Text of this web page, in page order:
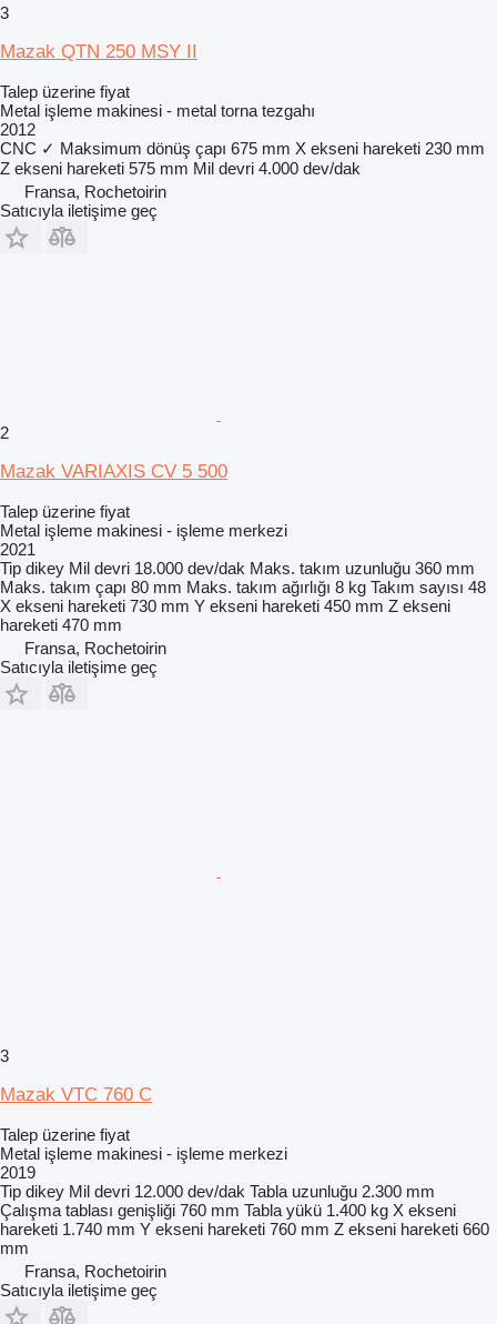
3
Mazak QTN 250 MSY II
Talep üzerine fiyat
Metal işleme makinesi - metal torna tezgahı
2012
CNC ✓ Maksimum dönüş çapı 675 mm X ekseni hareketi 230 mm
Z ekseni hareketi 575 mm Mil devri 4.000 dev/dak
Fransa, Rochetoirin
Satıcıyla iletişime geç
2
Mazak VARIAXIS CV 5 500
Talep üzerine fiyat
Metal işleme makinesi - işleme merkezi
2021
Tip dikey Mil devri 18.000 dev/dak Maks. takım uzunluğu 360 mm
Maks. takım çapı 80 mm Maks. takım ağırlığı 8 kg Takım sayısı 48
X ekseni hareketi 730 mm Y ekseni hareketi 450 mm Z ekseni
hareketi 470 mm
Fransa, Rochetoirin
Satıcıyla iletişime geç
3
Mazak VTC 760 C
Talep üzerine fiyat
Metal işleme makinesi - işleme merkezi
2019
Tip dikey Mil devri 12.000 dev/dak Tabla uzunluğu 2.300 mm
Çalışma tablası genişliği 760 mm Tabla yükü 1.400 kg X ekseni
hareketi 1.740 mm Y ekseni hareketi 760 mm Z ekseni hareketi 660
mm
Fransa, Rochetoirin
Satıcıyla iletişime geç